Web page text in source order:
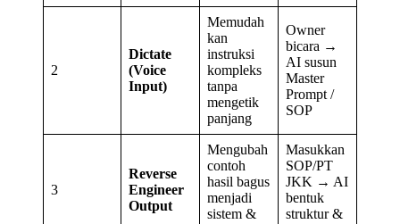
2
Dictate
(Voice
Input)
Memudah
kan
instruksi
kompleks
tanpa
mengetik
panjang
Owner
bicara →
AI susun
Master
Prompt /
SOP
3
Reverse
Engineer
Output
Mengubah
contoh
hasil bagus
menjadi
sistem &
Masukkan
SOP/PT
JKK → AI
bentuk
struktur &